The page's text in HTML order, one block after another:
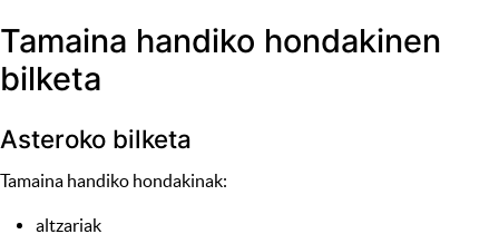
Tamaina handiko hondakinen
bilketa
Asteroko bilketa
Tamaina handiko hondakinak:
altzariak